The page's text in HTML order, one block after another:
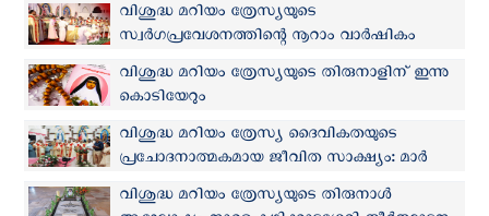
വിശുദ്ധ മറിയം ത്രേസ്യയുടെ
സ്വർഗപ്രവേശനത്തിന്റെ നൂറാം വാർഷികം
ആഘോഷിച്ചു
വിശുദ്ധ മറിയം ത്രേസ്യയുടെ തിരുനാളിന് ഇന്നു
കൊടിയേറും
വിശുദ്ധ മറിയം ത്രേസ്യ ദൈവികതയുടെ
പ്രചോദനാത്മകമായ ജീവിത സാക്ഷ്യം: മാർ
പോളി കണ്ണൂക്കാടൻ
വിശുദ്ധ മറിയം ത്രേസ്യയുടെ തിരുനാൾ